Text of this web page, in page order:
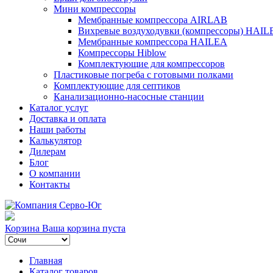
Мини компрессоры
Мембранные компрессора AIRLAB
Вихревые воздуходувки (компрессоры)
Мембранные компрессора HAILEA
Компрессоры Hiblow
Комплектующие для компрессоров
Пластиковые погреба с готовыми полками
Комплектующие для септиков
Канализационно-насосные станции
Каталог услуг
Доставка и оплата
Наши работы
Калькулятор
Дилерам
Блог
О компании
Контакты
Корзина Ваша корзина пуста
Главная